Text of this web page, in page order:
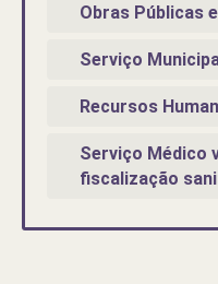
Obras Públicas
Serviço
Recursos
Serviço Médico
fiscalização